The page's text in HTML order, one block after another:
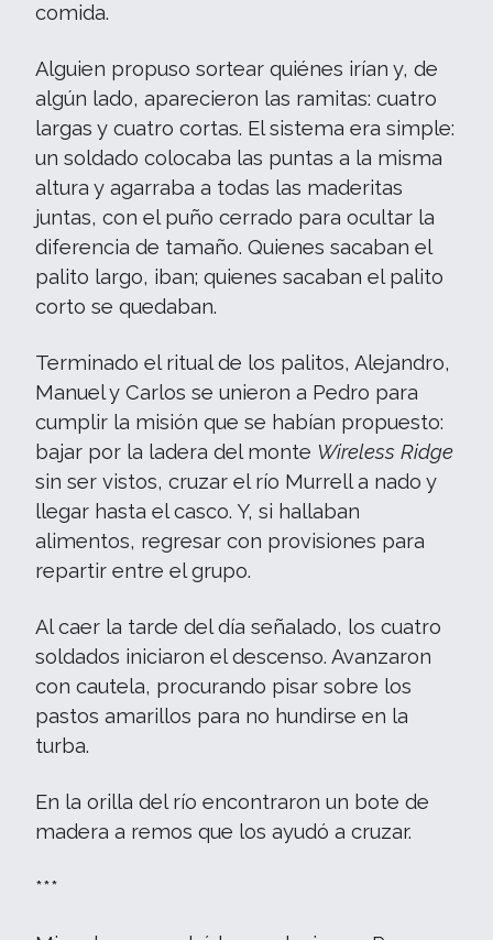
comida.
Alguien propuso sortear quiénes irían y, de
algún lado, aparecieron las ramitas: cuatro
largas y cuatro cortas. El sistema era simple:
un soldado colocaba las puntas a la misma
altura y agarraba a todas las maderitas
juntas, con el puño cerrado para ocultar la
diferencia de tamaño. Quienes sacaban el
palito largo, iban; quienes sacaban el palito
corto se quedaban.
Terminado el ritual de los palitos, Alejandro,
Manuel y Carlos se unieron a Pedro para
cumplir la misión que se habían propuesto:
bajar por la ladera del monte Wireless Ridge
sin ser vistos, cruzar el río Murrell a nado y
llegar hasta el casco. Y, si hallaban
alimentos, regresar con provisiones para
repartir entre el grupo.
Al caer la tarde del día señalado, los cuatro
soldados iniciaron el descenso. Avanzaron
con cautela, procurando pisar sobre los
pastos amarillos para no hundirse en la
turba.
En la orilla del río encontraron un bote de
madera a remos que los ayudó a cruzar.
***